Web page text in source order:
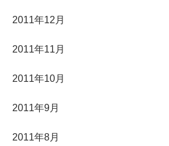
2011年12月
2011年11月
2011年10月
2011年9月
2011年8月